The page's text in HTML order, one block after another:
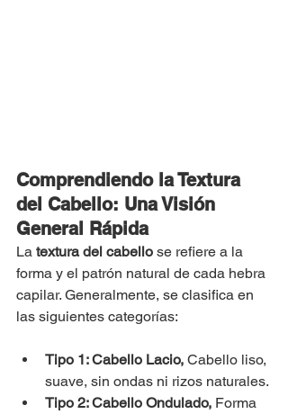
Comprendiendo la Textura
del Cabello: Una Visión
General Rápida
La textura del cabello se refiere a la
forma y el patrón natural de cada hebra
capilar. Generalmente, se clasifica en
las siguientes categorías:
Tipo 1: Cabello Lacio, Cabello liso,
suave, sin ondas ni rizos naturales.
Tipo 2: Cabello Ondulado, Forma